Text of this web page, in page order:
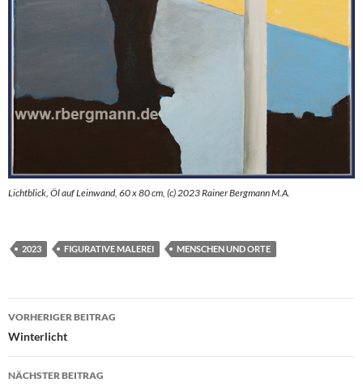
Lichtblick, Öl auf Leinwand, 60 x 80 cm, (c) 2023 Rainer Bergmann M.A.
2023 FIGURATIVE MALEREI MENSCHEN UND ORTE
Beitragsnavigation
VORHERIGER BEITRAG
Winterlicht
NÄCHSTER BEITRAG